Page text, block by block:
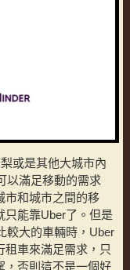
或是其他大城市內
以滿足移動的需求
市和城市之間的移
只能靠Uber了。但是
較大的車輛時，Uber
車來滿足需求，只
，否則這不是一個好